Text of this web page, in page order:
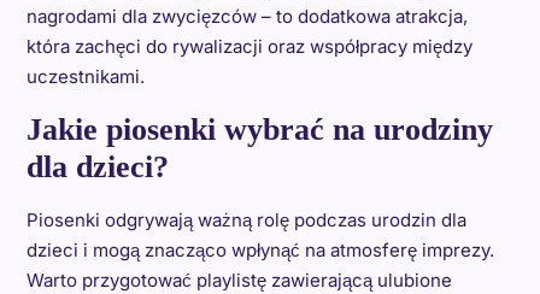
nagrodami dla zwycięzców – to dodatkowa atrakcja,
która zachęci do rywalizacji oraz współpracy między
uczestnikami.
Jakie piosenki wybrać na urodziny
dla dzieci?
Piosenki odgrywają ważną rolę podczas urodzin dla
dzieci i mogą znacząco wpłynąć na atmosferę imprezy.
Warto przygotować playlistę zawierającą ulubione